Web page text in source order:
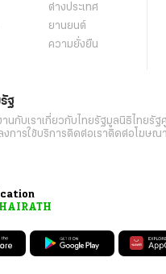
ต่างประเทศ
ยานยนต์
ความยั่งยืน
ฐ
านกับเราเกี่ยวกับไทยรัฐมูลนิธิไทยรัฐ
งการใช้บริการติดต่อเราติดต่อโฆษณา